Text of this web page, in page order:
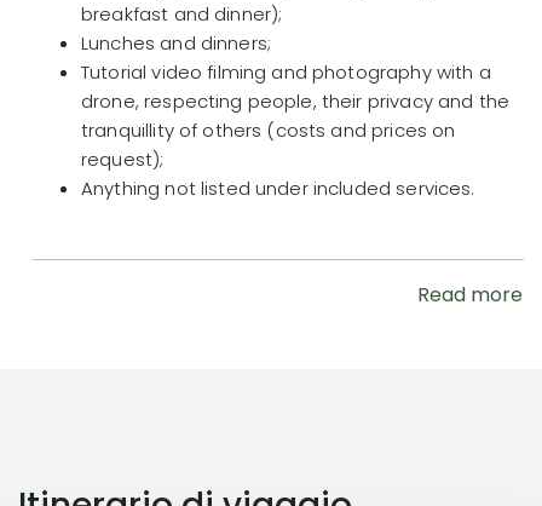
breakfast and dinner);
Lunches and dinners;
Tutorial video filming and photography with a
drone, respecting people, their privacy and the
tranquillity of others (costs and prices on
request);
Anything not listed under included services.
Read more